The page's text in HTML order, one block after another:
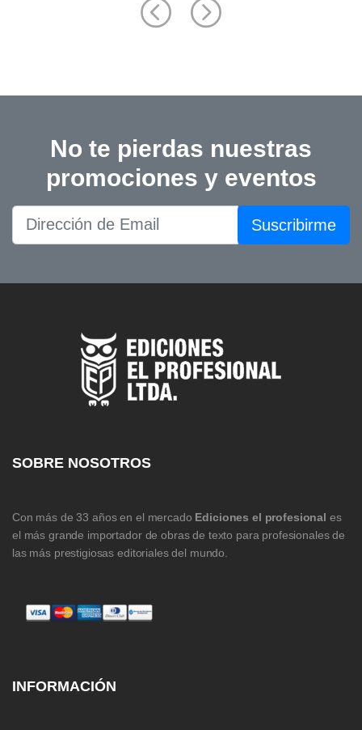
No te pierdas nuestras
promociones y eventos
Suscribirme
SOBRE NOSOTROS
Con más de 33 años en el mercado Ediciones el profesional es
el más grande importador de obras de texto para profesionales de
las más prestigiosas editoriales del mundo.
INFORMACIÓN